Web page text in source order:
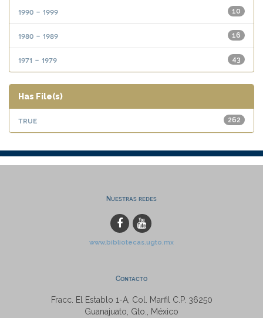
10
1990 - 1999
16
1980 - 1989
43
1971 - 1979
Has File(s)
262
true
Nuestras redes
www.bibliotecas.ugto.mx
Contacto
Fracc. El Establo 1-A, Col. Marfil C.P. 36250
Guanajuato, Gto., México